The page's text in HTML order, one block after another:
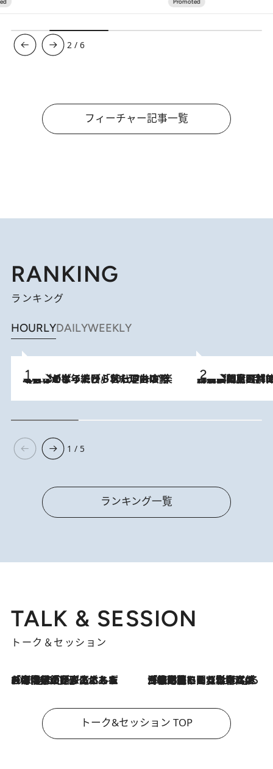
3 /6
フィーチャー記事一覧
RANKING
ランキング
HOURLYDAILYWEEKLY
2026.8.3
【自作のダイエットノートは攻略本】ダイエットが「苦しいもの」ではなくなった日。50代フードライターが半年続けられた理由は“楽しむこと” 2026.8.8
「最後に見られてよかった」上野動物園の東園パンダ舎が解体前に特別公開。8月16日まで延長されたパネル展と共に辿る“半世紀”のパンダ飼育《解体工事の図面あり》
1 / 5
ランキング一覧
TALK & SESSION
トーク＆セッション
2026.8.3
「今後値上げがあるとすれば…」「リスクがあるのは今年の冬」エネルギー専門家が語る、ホルムズ海峡封鎖が家庭にもたらす“ある心配” 2026.8.3
「住宅建てられない…」「サーチャージ料の高値が続いている」ホルムズ海峡封鎖による影響はいつまで続く？《エネルギー専門家に聞く“どうなる日本の暮らし”》
トーク&セッション TOP